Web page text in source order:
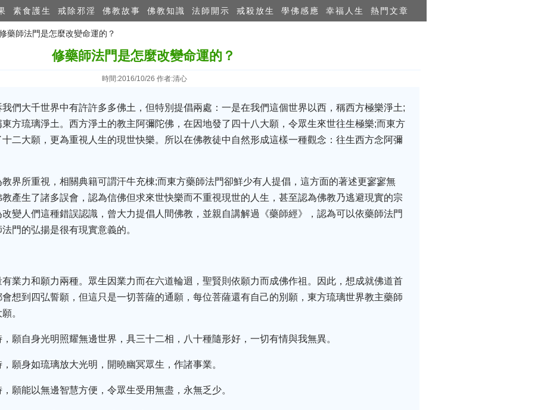
素食護生 戒除邪淫 佛教故事 佛教知識 法師開示 戒殺放生 學佛感應 幸福人生 熱門文章
藥師法門是怎麼改變命運的？
修藥師法門是怎麼改變命運的？
時間:2016/10/26 作者:清心
們大千世界中有許許多多佛土，但特別提倡兩處：一是在我們這個世界以西，稱西方極樂淨土;
方琉璃淨土。西方淨土的教主阿彌陀佛，在因地發了四十八大願，令眾生來世往生極樂;而東方
二大願，更為重視人生的現世快樂。所以在佛教徒中自然形成這樣一種觀念：往生西方念阿彌
界所重視，相關典籍可謂汗牛充棟;而東方藥師法門卻鮮少有人提倡，這方面的著述更寥寥無
產生了諸多誤會，認為信佛但求來世快樂而不重視現世的人生，甚至認為佛教乃逃避現實的宗
變人們這種錯誤認識，曾大力提倡人間佛教，並親自講解過《藥師經》，認為可以依藥師法門
門的弘揚是很有現實意義的。
業力和願力兩種。眾生因業力而在六道輪迴，聖賢則依願力而成佛作祖。因此，想成就佛道首
想到四弘誓願，但這只是一切菩薩的通願，每位菩薩還有自己的別願，東方琉璃世界教主藥師
。
願自身光明照耀無邊世界，具三十二相，八十種隨形好，一切有情與我無異。
願身如琉璃放大光明，開曉幽冥眾生，作諸事業。
願能以無邊智慧方便，令眾生受用無盡，永無乏少。